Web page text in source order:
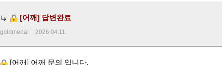
[어깨] 답변완료
goldmedal 2026.04.11
[어깨] 어깨 문의 입니다.